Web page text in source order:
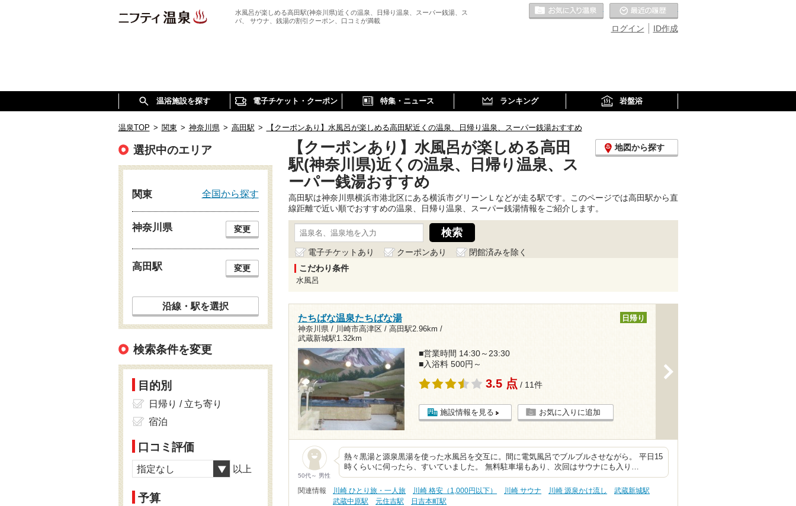
水風呂が楽しめる高田駅(神奈川県)近くの温泉、日帰り温泉、スーパー銭湯、ス
パ、 サウナ、銭湯の割引クーポン、口コミが満載
ID作成
ログイン
お気に入りの温泉
温浴施設を探す 電子チケット・クーポン 特集・ニュース ランキング 岩盤浴
温泉TOP > 関東 > 神奈川県 > 高田駅 > 【クーポンあり】水風呂が楽しめる高田駅近くの温泉、日帰り温泉、スーパー銭湯おすすめ
【クーポンあり】水風呂が楽しめる高田
駅(神奈川県)近くの温泉、日帰り温泉、ス
ーパー銭湯おすすめ
地図から探す
高田駅は神奈川県横浜市港北区にある横浜市グリーンＬなどが走る駅です。このページでは高田駅から直
線距離で近い順でおすすめの温泉、日帰り温泉、スーパー銭湯情報をご紹介します。
電子チケットあり クーポンあり
閉館済みを除く
こだわり条件
水風呂
たちばな温泉たちばな湯
神奈川県 / 川崎市高津区 / 高田駅2.96km /
武蔵新城駅1.32km
日帰り
■営業時間 14:30～23:30
■入浴料 500円～
3.5 点 / 11件
施設情報を見る お気に入りに追加
50代～ 男性
熱々黒湯と源泉黒湯を使った水風呂を交互に。間に電気風呂でブルブルさせながら。 平日15
時くらいに伺ったら、すいていました。 無料駐車場もあり、次回はサウナにも入り…
関連情報 川崎 ひとり旅・一人旅 川崎 格安（1,000円以下） 川崎 サウナ 川崎 源泉かけ流し
武蔵新城駅
武蔵中原駅
元住吉駅 日吉本町駅
選択中のエリア
関東 全国から探す
神奈川県 変更
高田駅 変更
沿線・駅を選択
検索条件を変更
目的別
日帰り / 立ち寄り
宿泊
口コミ評価
指定なし 以上
予算